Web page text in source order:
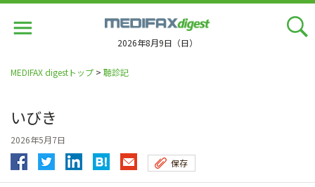
2026年8月9日（日）
MEDIFAX digestトップ > 聴診記
いびき
2026年5月7日
保存